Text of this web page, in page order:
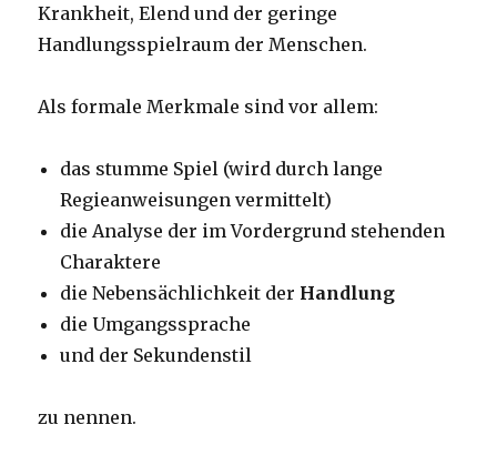
Krankheit, Elend und der geringe
Handlungsspielraum der Menschen.
Als formale Merkmale sind vor allem:
das stumme Spiel (wird durch lange
Regieanweisungen vermittelt)
die Analyse der im Vordergrund stehenden
Charaktere
die Nebensächlichkeit der Handlung
die Umgangssprache
und der Sekundenstil
zu nennen.